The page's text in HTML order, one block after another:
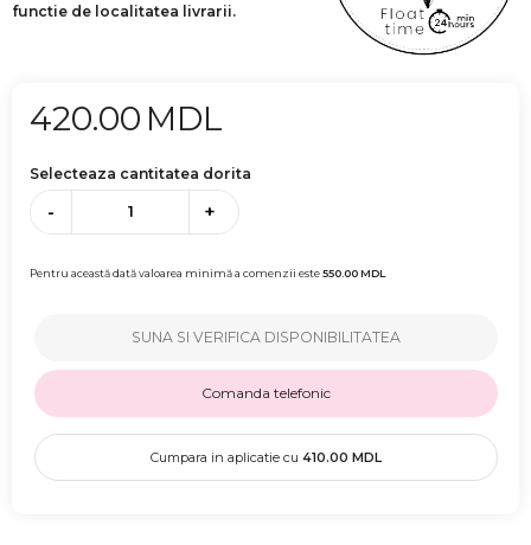
functie de localitatea livrarii.
420.00 MDL
Selecteaza cantitatea dorita
- +
Pentru această dată valoarea minimă a comenzii este550.00MDL
SUNA SI VERIFICA DISPONIBILITATEA
Comanda telefonic
Cumpara in aplicatie cu 410.00 MDL